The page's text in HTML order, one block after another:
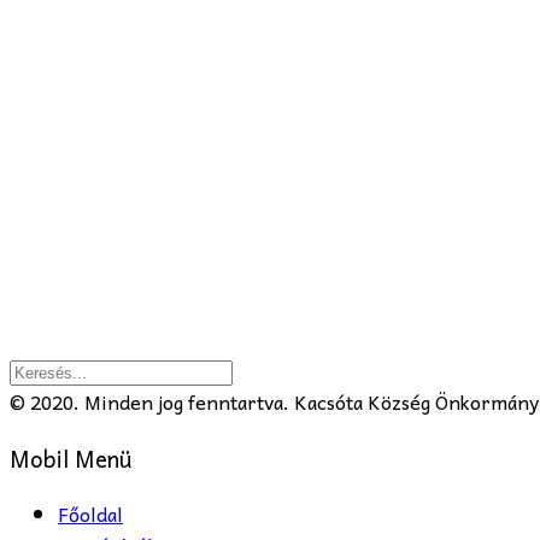
© 2020. Minden jog fenntartva. Kacsóta Község
Mobil Menü
Főoldal